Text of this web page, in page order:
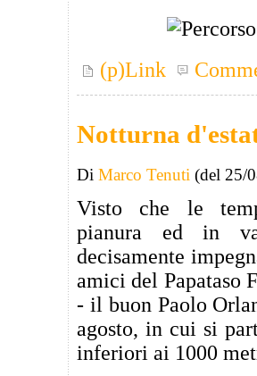
(p)Link
Notturna
Di Marco Tenuti (del 25/
Visto che le
pianura ed in
decisamente
amici del Papataso
- il buon Paolo
agosto, in cui si
inferiori ai 1000